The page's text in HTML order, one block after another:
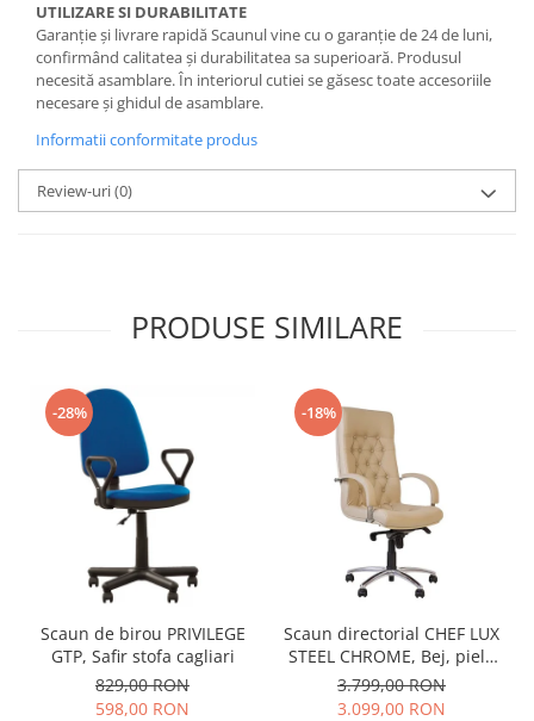
UTILIZARE SI DURABILITATE
Garanție și livrare rapidă Scaunul vine cu o garanție de 24 de luni,
confirmând calitatea și durabilitatea sa superioară. Produsul
necesită asamblare. În interiorul cutiei se găsesc toate accesoriile
necesare și ghidul de asamblare.
Informatii conformitate produs
Review-uri(0)
PRODUSE SIMILARE
-28%
Scaun de birou PRIVILEGE
GTP, Safir stofa cagliari
829,00 RON
598,00 RON
-18%
Scaun directorial CHEF LUX
STEEL CHROME, Bej, piele
naturala
3.799,00 RON
3.099,00 RON